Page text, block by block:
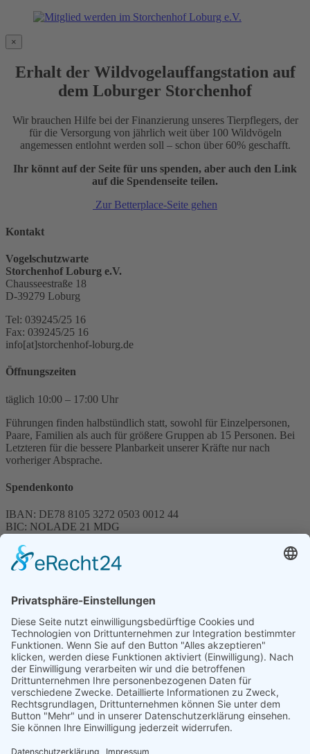
×
Erhalt der Wildvogelauffangstation auf
dem Loburger Storchenhof
Wir brauchen Hilfe bei der Finanzierung unseres Tierpflegers, der
für die Versorgung von jährlich weit über 100 Wildvögeln
angemessen entlohnt werden soll – schon über 60% geschafft.
Ihr könnt auf der Seite für uns spenden, aber auch den Link
auf die Spendenseite teilen.
Zur Betterplace-Seite gehen
Kontakt
Vogelschutzwarte
Storchenhof Loburg e.V.
Chausseestraße 18
D-39279 Loburg
Tel: 039245/25 16
Fax: 039245/25 16
info[at]storchenhof-loburg.de
Öffnungszeiten
täglich 10:00 – 17:00 Uhr
Führungen finden halbstündlich statt, sowohl für Einzelpersonen,
Paare, Familien als auch für größere Gruppen ab 15 Personen. Bei
Letzteren für die bessere Planbarkeit unserer Kräfte nur nach
vorheriger Absprache.
Spendenkonto
IBAN: DE78 8105 3272 0503 0012 44
BIC: NOLADE 21 MDG
Spenden können steuerlich abgesetzt werden
Förderung
© 1987 – 2025
Storchenhof Loburg e.V.
Alle Rechte vorbehalten.
Cookie-Einstellungen
Navigation überspringen
Impressum